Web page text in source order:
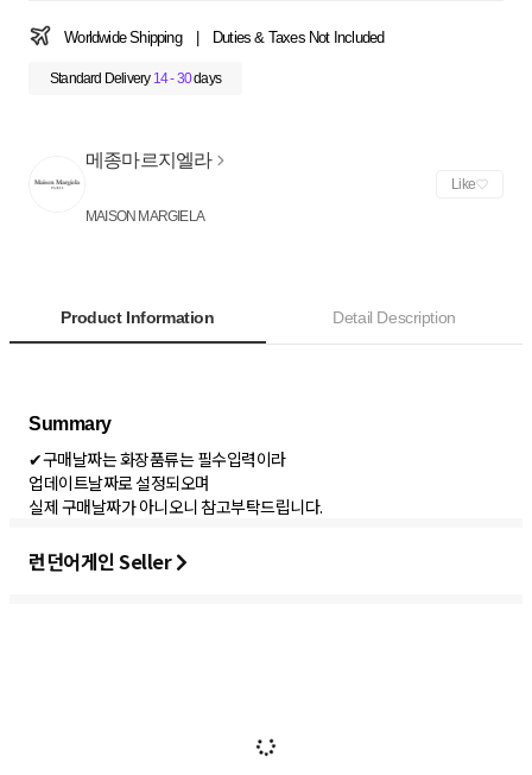
Worldwide Shipping Duties & Taxes Not Included
Standard Delivery 14 - 30days
메종마르지엘라
MAISON MARGIELA
Like
Product Information Detail Description
Summary
✔구매날짜는 화장품류는 필수입력이라
업데이트날짜로 설정되오며
실제 구매날짜가 아니오니 참고부탁드립니다.
런던어게인 Seller